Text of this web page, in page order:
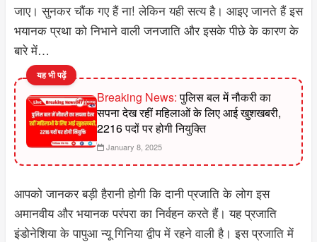
जाए। सुनकर चौंक गए हैं ना! लेकिन यही सत्य है। आइए जानते हैं इस
भयानक प्रथा को निभाने वाली जनजाति और इसके पीछे के कारण के
बारे में…
यह भी पढ़ें
Breaking News:पुलिस बल में नौकरी का
सपना देख रहीं महिलाओं के लिए आई खुशखबरी,
2216 पदों पर होगी नियुक्ति
January 8, 2025
आपको जानकर बड़ी हैरानी होगी कि दानी प्रजाति के लोग इस
अमानवीय और भयानक परंपरा का निर्वहन करते हैं। यह प्रजाति
इंडोनेशिया के पापुआ न्यू गिनिया द्वीप में रहने वाली है। इस प्रजाति में